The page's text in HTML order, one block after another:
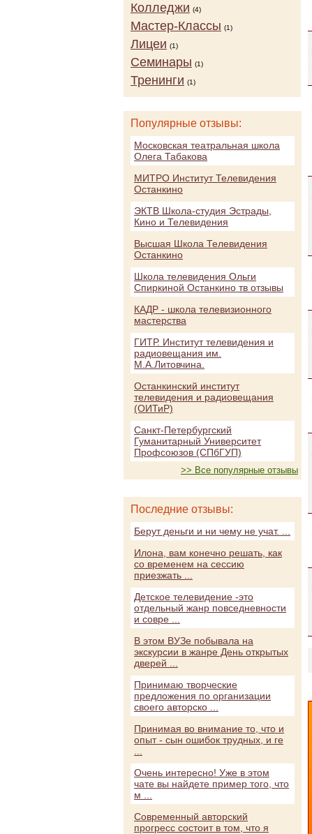
Колледжи (4)
Мастер-Классы (1)
Лицеи (1)
Семинары (1)
Тренинги (1)
Популярные отзывы:
Московская театральная школа
Олега Табакова
МИТРО Институт Телевидения
Останкино
ЭКТВ Школа-студия Эстрады,
Кино и Телевидения
Высшая Школа Телевидения
Останкино
Школа телевидения Ольги
Спиркиной Останкино тв отзывы
КАДР - школа телевизионного
мастерства
ГИТР. Институт телевидения и
радиовещания им.
М.А.Литовчина.
Останкинский институт
телевидения и радиовещания
(ОИТиР)
Санкт-Петербургский
Гуманитарный Университет
Профсоюзов (СПбГУП)
>> Все популярные отзывы
Последние отзывы:
Берут деньги и ни чему не учат. ...
Илона, вам конечно решать, как
со временем на сессию
приезжать ...
Детское телевидение -это
отдельный жанр повседневности
и совре ...
В этом ВУЗе побывала на
экскурсии в жанре День открытых
дверей ...
Принимаю творческие
предложения по организации
своего авторско ...
Принимая во внимание то, что и
опыт - сын ошибок трудных, и ге
Очень интересно! Уже в этом
чате вы найдете пример того, что
м ...
Современный авторский
прогресс состоит в том, что я